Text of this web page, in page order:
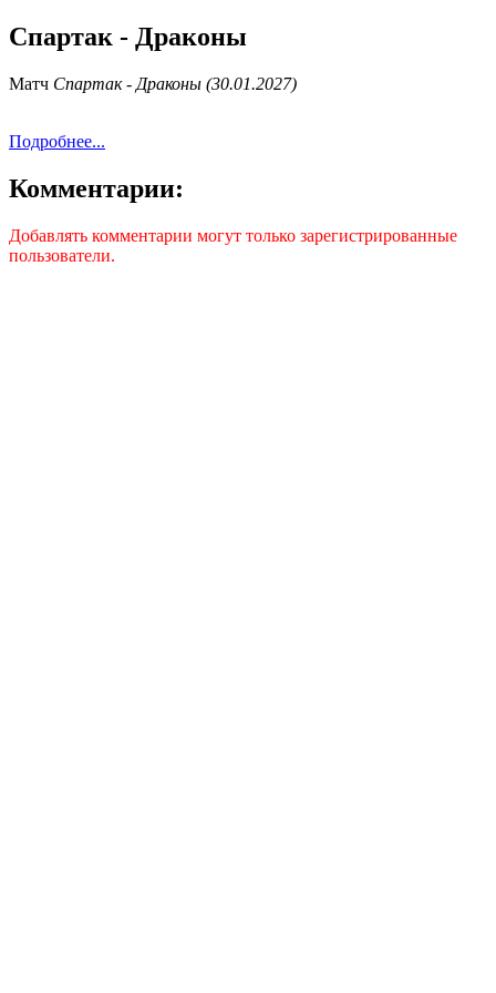
Спартак - Драконы
Матч Спартак - Драконы (30.01.2027)
Подробнее...
Комментарии:
Добавлять комментарии могут только зарегистрированные
пользователи.